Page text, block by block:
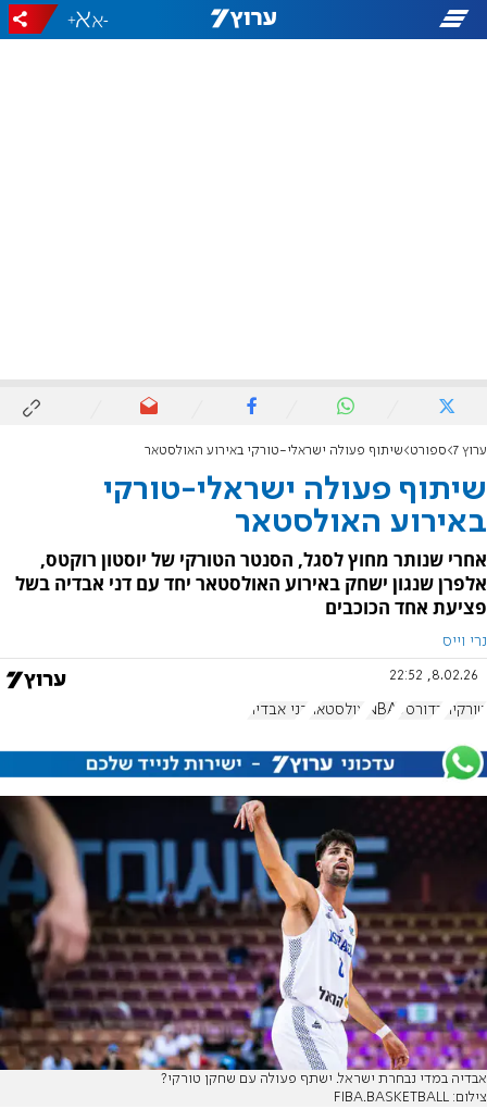
-
+
ערוץ 7 ספורט שיתוף פעולה ישראלי-טורקי באירוע האולסטאר
שיתוף פעולה ישראלי-טורקי
באירוע האולסטאר
אחרי שנותר מחוץ לסגל, הסנטר הטורקי של יוסטון רוקטס,
אלפרן שנגון ישחק באירוע האולסטאר יחד עם דני אבדיה בשל
פציעת אחד הכוכבים
נרי וייס
8.02.26, 22:52
טורקיה כדורסל NBA אולסטאר דני אבדיה
אבדיה במדי נבחרת ישראל. ישתף פעולה עם שחקן טורקי?
צילום: FIBA.BASKETBALL